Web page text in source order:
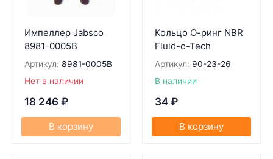
Импеллер Jabsco
8981-0005B
Артикул: 8981-0005B
Нет в наличии
18 246 ₽
В корзину
Кольцо О-ринг NBR
Fluid-o-Tech
Артикул: 90-23-26
В наличии
34 ₽
В корзину